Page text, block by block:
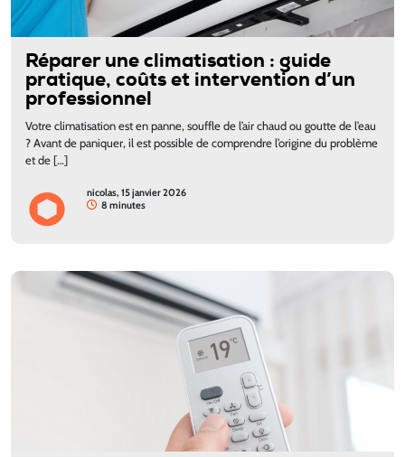
Réparer une climatisation : guide
pratique, coûts et intervention d’un
professionnel
Votre climatisation est en panne, souffle de l’air chaud ou goutte de l’eau
? Avant de paniquer, il est possible de comprendre l’origine du problème
et de […]
nicolas, 15 janvier 2026
8 minutes